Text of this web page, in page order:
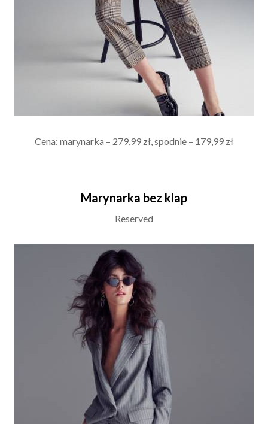
Cena: marynarka – 279,99 zł, spodnie – 179,99 zł
Marynarka bez klap
Reserved